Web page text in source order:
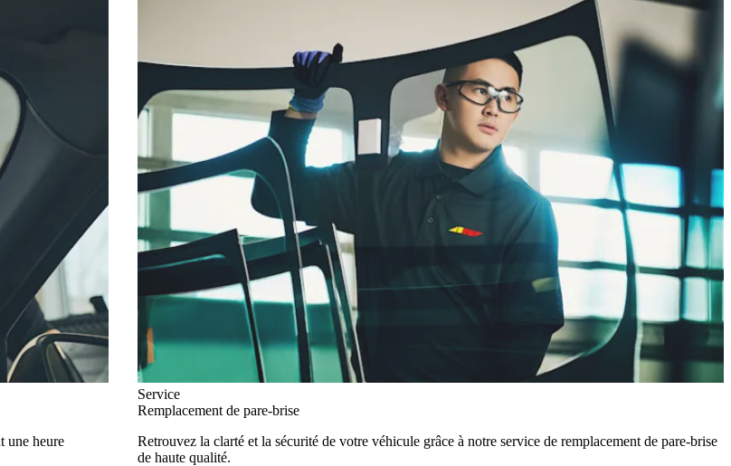
une heure
Service
Remplacement de pare-brise
Retrouvez la clarté et la sécurité de votre véhicule grâce à notre service de remplacement de pare-brise
de haute qualité.